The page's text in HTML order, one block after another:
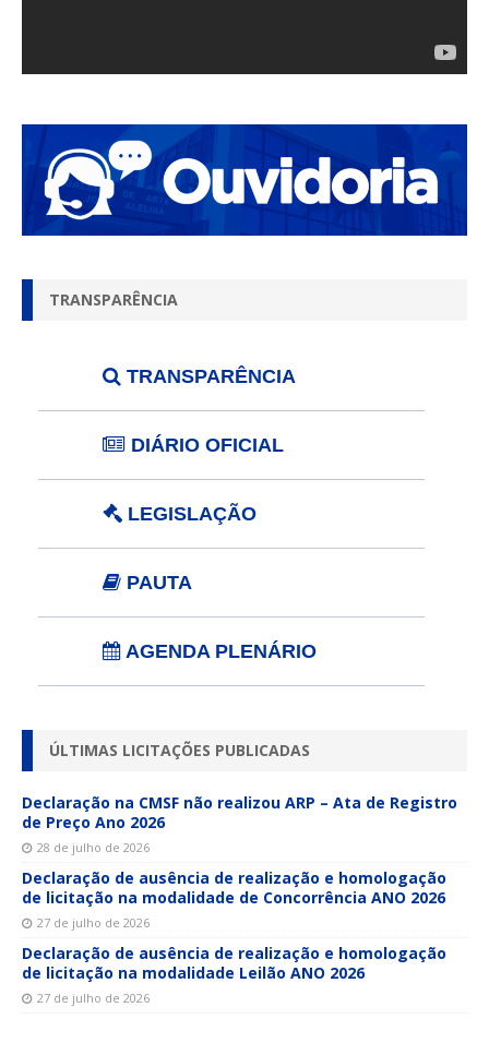
TRANSPARÊNCIA
TRANSPARÊNCIA
DIÁRIO OFICIAL
LEGISLAÇÃO
PAUTA
AGENDA PLENÁRIO
ÚLTIMAS LICITAÇÕES PUBLICADAS
Declaração na CMSF não realizou ARP – Ata de Registro
de Preço Ano 2026
28 de julho de 2026
Declaração de ausência de realização e homologação
de licitação na modalidade de Concorrência ANO 2026
27 de julho de 2026
Declaração de ausência de realização e homologação
de licitação na modalidade Leilão ANO 2026
27 de julho de 2026